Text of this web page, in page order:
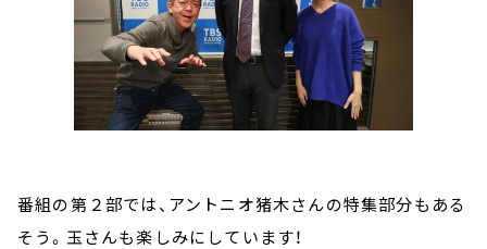
番組の第２部では、アントニオ猪木さんの特集部分もある
そう。玉さんも楽しみにしています！